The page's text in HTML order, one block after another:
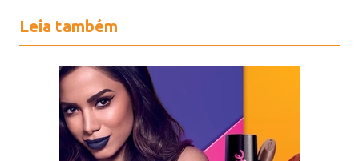
Leia também